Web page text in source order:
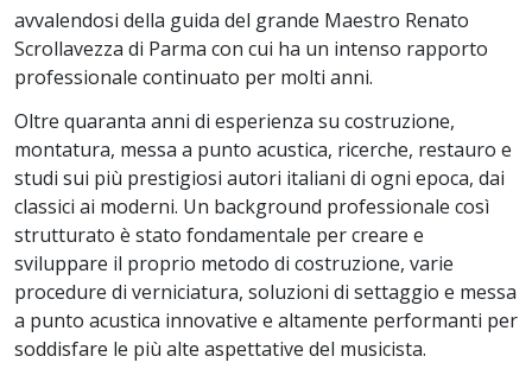
avvalendosi della guida del grande Maestro Renato
Scrollavezza di Parma con cui ha un intenso rapporto
professionale continuato per molti anni.
Oltre quaranta anni di esperienza su costruzione,
montatura, messa a punto acustica, ricerche, restauro e
studi sui più prestigiosi autori italiani di ogni epoca, dai
classici ai moderni. Un background professionale così
strutturato è stato fondamentale per creare e
sviluppare il proprio metodo di costruzione, varie
procedure di verniciatura, soluzioni di settaggio e messa
a punto acustica innovative e altamente performanti per
soddisfare le più alte aspettative del musicista.